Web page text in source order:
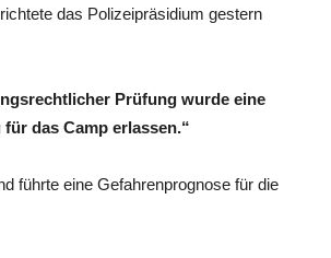
das Polizeipräsidium gestern
Prüfung wurde eine
das Camp erlassen.“
führte eine Gefahrenprognose für die